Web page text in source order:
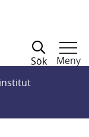
Sök
Meny